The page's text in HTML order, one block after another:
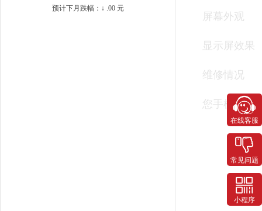
预计下月跌幅： ↓ .00元
屏幕外观
显示屏效果
维修情况
您手机有以
在线客服
常见问题
小程序